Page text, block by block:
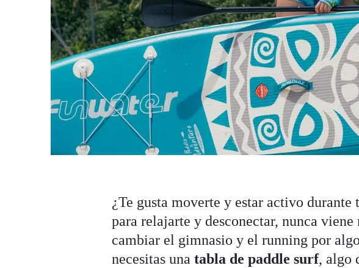
¿Te gusta moverte y estar activo durante
para relajarte y desconectar, nunca
cambiar el gimnasio y el running por
necesitas unatabla de paddle surf, algo